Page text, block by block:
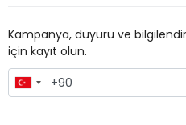
Kampanya, duyuru ve
için kayıt olun.